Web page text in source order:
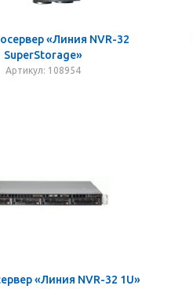
«Линия NVR-32
SuperStorage»
Артикул: 108954
«Линия NVR-32 1U»